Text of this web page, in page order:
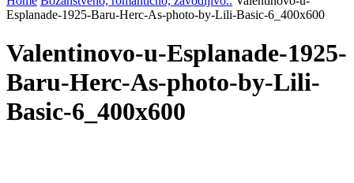
Esplanade-1925-Baru-Herc-As-photo-by-Lili-Basic-6_400x600
Valentinovo-u-Esplanade-1925-
Baru-Herc-As-photo-by-Lili-
Basic-6_400x600